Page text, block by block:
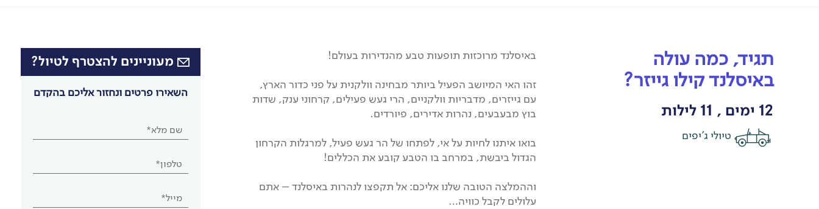
תגיד, כמה עולה
באיסלנד קילו גייזר?
12 ימים , 11 לילות
טיולי ג'יפים
באיסלנד מרוכזות תופעות טבע מהנדירות בעולם!
זהו האי המיושב הפעיל ביותר מבחינה וולקנית על פני כדור הארץ,
עם גייזרים, מדבריות וולקניים, הרי געש פעילים, קרחוני ענק, שדות
בוץ מבעבעים, נהרות אדירים, פיורדים.
בואו איתנו לחיות על אי, לפתחו של הר געש פעיל, למרגלות הקרחון
הגדול ביבשת, במרחב בו הטבע קובע את הכללים!
וההמלצה הטובה שלנו אליכם: אל תקפצו לנהרות באיסלנד – אתם
עלולים לקבל כוויה…
מעוניינים להצטרף לטיול?
השאירו פרטים ונחזור אליכם בהקדם
שם מלא*
טלפון*
מייל*